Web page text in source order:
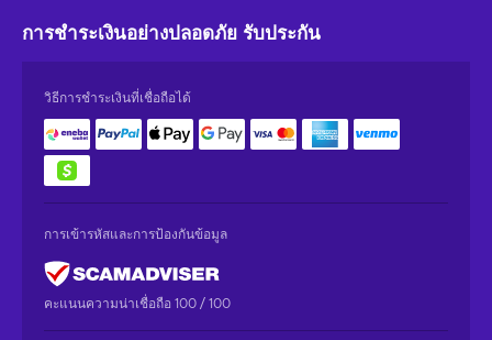
การชำระเงินอย่างปลอดภัย รับประกัน
วิธีการชำระเงินที่เชื่อถือได้
การเข้ารหัสและการป้องกันข้อมูล
คะแนนความน่าเชื่อถือ 100 / 100